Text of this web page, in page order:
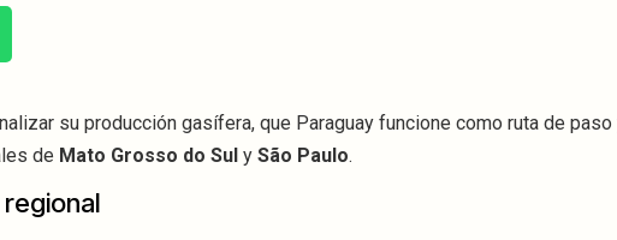
su producción gasífera, que Paraguay funcione como ruta de
de Mato Grosso do Sul y São Paulo.